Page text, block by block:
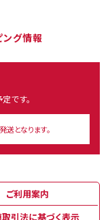
ング情報
です。
となります。
ご利用案内
引法に基づく表示